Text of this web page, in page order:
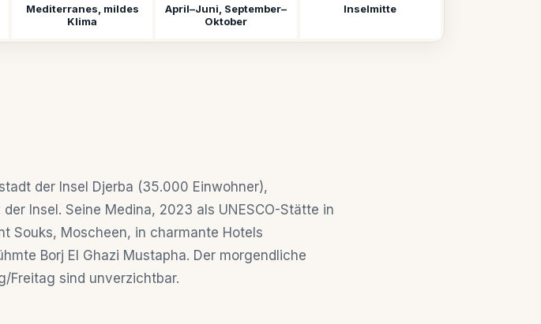
Mediterranes, mildes
Klima
April–Juni, September–
Oktober
Inselmitte
der Insel Djerba (35.000 Einwohner),
Insel. Seine Medina, 2023 als UNESCO-Stätte in
Souks, Moscheen, in charmante Hotels
Borj El Ghazi Mustapha. Der morgendliche
Freitag sind unverzichtbar.